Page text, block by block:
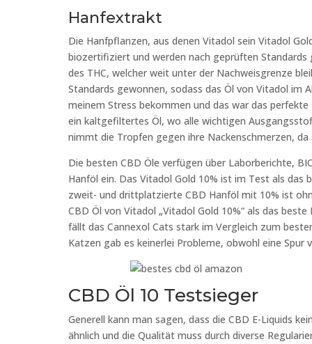
Hanfextrakt
Die Hanfpflanzen, aus denen Vitadol sein Vitadol
biozertifiziert und werden nach geprüften
des THC, welcher weit unter der Nachweisgrenze
Standards gewonnen, sodass das Öl von Vitadol im
meinem Stress bekommen und das war das
ein kaltgefiltertes Öl, wo alle wichtigen
nimmt die Tropfen gegen ihre Nackenschmerzen,
Die besten CBD Öle verfügen über Laborberichte,
Hanföl ein. Das Vitadol Gold 10% ist im Test als
zweit- und drittplatzierte CBD Hanföl mit 10% ist
CBD Öl von Vitadol „Vitadol Gold 10%“ als das
fällt das Cannexol Cats stark im Vergleich zum
Katzen gab es keinerlei Probleme, obwohl eine Spur
CBD Öl 10 Testsieger
Generell kann man sagen, dass die CBD E-Liquids
ähnlich und die Qualität muss durch diverse